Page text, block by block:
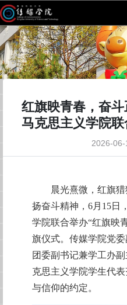
红旗映青春，奋
马克思主义学院
2026-06-
晨光熹微，红旗
扬奋斗精神，6月15日
学院联合举办“红旗映
旗仪式。传媒学院党委
团委副书记兼学工办
克思主义学院学生代
与信仰的约定。